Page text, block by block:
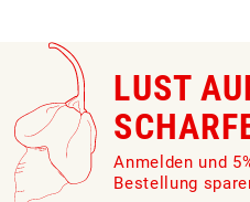
LUST
Anmelden und
Bestellung